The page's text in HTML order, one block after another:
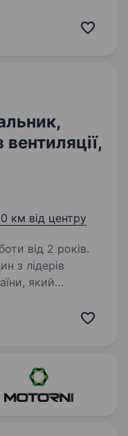
команду.
обладнання,
км від центру
від 2 років.
який
лікарських